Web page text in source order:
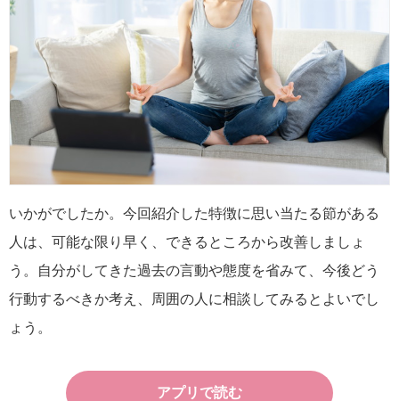
いかがでしたか。今回紹介した特徴に思い当たる節がある
人は、可能な限り早く、できるところから改善しましょ
う。自分がしてきた過去の言動や態度を省みて、今後どう
行動するべきか考え、周囲の人に相談してみるとよいでし
ょう。
アプリで読む